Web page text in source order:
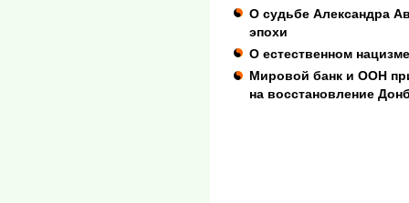
О судьбе Александра
эпохи
О естественном
Мировой банк и ООН
на восстановление